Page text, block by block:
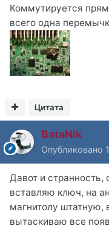
Коммутируется
всего одна
Цитата
BataNik
Опубликовано
Давот и странность,
вставляю ключ, на
магнитолу штатную,
вытаскиваю все